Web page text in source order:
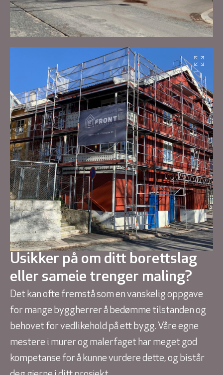
Usikker på om ditt borettslag
eller sameie trenger maling?
Det kan ofte fremstå som en vanskelig oppgave
for mange byggherrer å bedømme tilstanden og
behovet for vedlikehold på ett bygg. Våre egne
mestere i murer og malerfaget har meget god
kompetanse for å kunne vurdere dette, og bistår